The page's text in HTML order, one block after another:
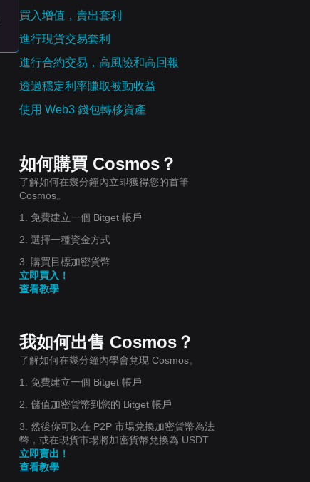
買入增值，賣出套利
進行現貨交易套利
進行合約交易，高風險和高回報
透過穩定利率賺取被動收益
使用 Web3 錢包轉移資產
如何購買 Cosmos？
了解如何在幾分鐘內立即獲得您的首筆
Cosmos。
1. 免費建立一個 Bitget 帳戶
2. 選擇一種資金方式
3. 購買目標加密貨幣
立即買入！
查看教學
我如何出售 Cosmos？
了解如何在幾分鐘內學會兌現 Cosmos。
1. 免費建立一個 Bitget 帳戶
2. 儲值加密貨幣到您的 Bitget 帳戶
3. 然後你可以在 P2P 市場兌換加密貨幣為法
幣，或在現貨市場將加密貨幣兌換為 USDT
立即賣出！
查看教學